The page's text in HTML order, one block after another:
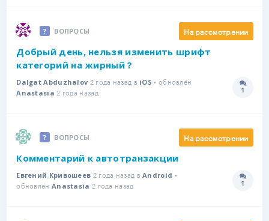
ВОПРОСЫ На рассмотрении
Добрый день, нельзя изменить шрифт
категорий на жирный ?
Dalgat Abduzhalov 2 года назад в iOS • обновлён
Anastasia 2 года назад 1
ВОПРОСЫ На рассмотрении
Комментарий к автотранзакции
Евгений Кривошеев 2 года назад вAndroid •
обновлён Anastasia 2 года назад 1